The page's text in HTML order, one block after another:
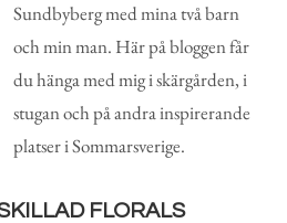
Sundbyberg med mina två barn
och min man. Här på bloggen får
du hänga med mig i skärgården, i
stugan och på andra inspirerande
platser i Sommarsverige.
FLORALS